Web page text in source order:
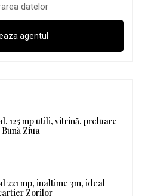
datelor
125 mp utili, vitrină, preluare
Ziua
221 mp, inaltime 3m, ideal
Zorilor